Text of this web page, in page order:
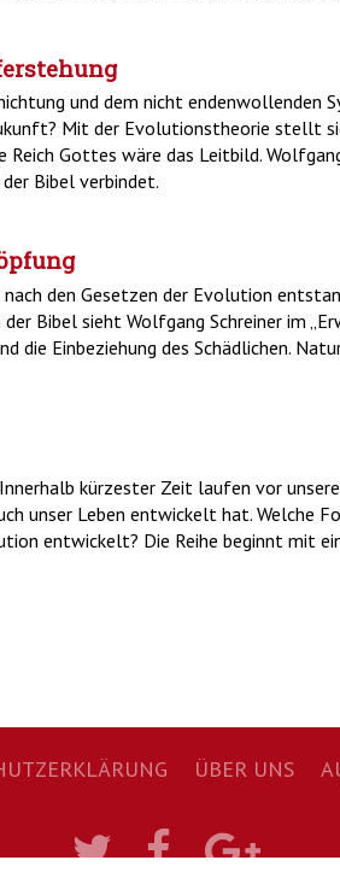
und dem nicht endenwollenden
Mit der Evolutionstheorie stellt
Gottes wäre das Leitbild.
Bibel verbindet.
den Gesetzen der Evolution
Bibel sieht Wolfgang Schreiner im
die Einbeziehung des Schädlichen.
kürzester Zeit laufen vor
unser Leben entwickelt hat. Welche
entwickelt? Die Reihe beginnt mit
NAVIGATION
ÜBER UNS
TwitterFacebook